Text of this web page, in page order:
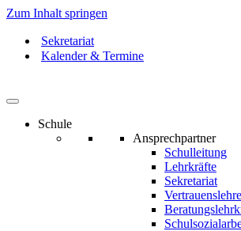
Zum Inhalt springen
Sekretariat
Kalender & Termine
Schule
Ansprechpartner
Schulleitung
Lehrkräfte
Sekretariat